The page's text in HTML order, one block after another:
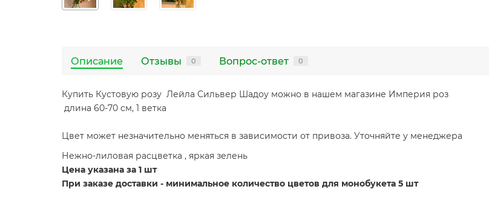
Описание Отзывы 0 Вопрос-ответ 0
Купить Кустовую розу Лейла Сильвер Шадоу можно в нашем магазине Империя роз
длина 60-70 см, 1 ветка
Цвет может незначительно меняться в зависимости от привоза. Уточняйте у менеджера
Нежно-лиловая расцветка , яркая зелень
Цена указана за 1 шт
При заказе доставки - минимальное количество цветов для монобукета 5 шт